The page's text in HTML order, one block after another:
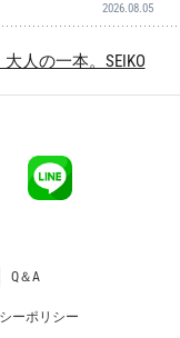
2026.08.05
人の一本。SEIKO
』30周年記念コラボ
なる相棒「SEIKO 5
Q＆A
ーポリシー